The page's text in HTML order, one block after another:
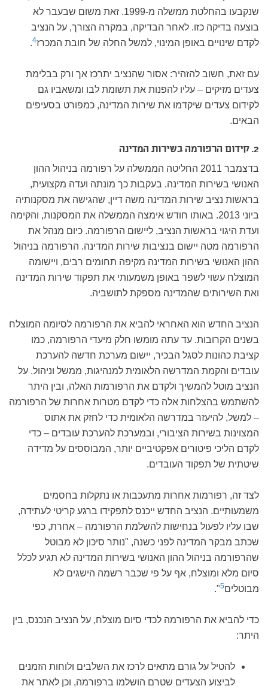
שנקבעו בהחלטת ממשלה מ-1999. זאת משום שבעבר לא
בוצעה בדיקה כזו. לאחר הבדיקה, במקרה הצורך, על הנציב
לקדם שינויים באופן המינוי, למשל החלה של חובת המכרז4
.
עם זאת, חשוב להזהיר: אסור שהנציב יתרכז אך ורק בבלימת
צעדים מזיקים – עליו להפנות את תשומת לבו ומשאביו גם
לקידום צעדים שיקדמו את שירות המדינה, כמפורט בסעיפים
הבאים.
2. קידום הרפורמה בשירות המדינה
בדצמבר 2011 החליטה הממשלה על רפורמה בניהול ההון
האנושי בשירות המדינה. בעקבות כך מונתה ועדה מקצועית,
בראשות נציב שירות המדינה משה דיין, שהגישה את מסקנותיה
ביוני 2013. באותו חודש אימצה הממשלה את המסקנות, והקימה
ועדת היגוי בראשות הנציב, ליישום הרפורמה. כיום מנהל את
הרפורמה מטה יישום בנציבות שירות המדינה. הרפורמה בניהול
ההון האנושי בשירות המדינה מקיפה תחומים רבים, ויישומה
המוצלח עשוי לשפר באופן משמעותי את תפקוד שירות המדינה
ואת השירותים שהמדינה מספקת לתושביה.
הנציב החדש הוא האחראי להביא את הרפורמה לסיומה המוצלח
בשנים הקרובות. עד עתה מומשו חלק מיעדי הרפורמה, כמו
קציבת כהונות לסגל הבכיר, יישום מערכת חדשה להערכת
עובדים והקמת המדרשה הלאומית למנהיגות, ממשל וניהול. על
הנציב מוטל להמשיך ולקדם את הרפורמות האלה, ובין היתר
להשתמש בהצלחות אלה כדי לקדם מטרות אחרות של הרפורמה
– למשל, להיעזר במדרשה הלאומית כדי לחזק את אתוס
המצוינות בשירות הציבורי, ובמערכת להערכת עובדים – כדי
לקדם הליכי פיטורים אפקטיביים יותר, המבוססים על מדידה
שיטתית של תפקוד העובדים.
לצד זה, רפורמות אחרות מתעכבות או נתקלות בחסמים
משמעותיים. הנציב החדש ייכנס לתפקידו ברגע קריטי לעתידה,
שבו עליו לפעול בנחישות להשלמת הרפורמה – אחרת, כפי
שכתב מבקר המדינה לפני כשנה, "נותר סיכון לא מבוטל
שהרפורמה בניהול ההון האנושי בשירות המדינה לא תגיע לכלל
סיום מלא ומוצלח, אף על פי שכבר רשמה הישגים לא
מבוטלים5
".
כדי להביא את הרפורמה לכדי סיום מוצלח, על הנציב הנכנס, בין
היתר:
להטיל על גורם מתאים לרכז את השלבים ולוחות הזמנים
לביצוע הצעדים שטרם הושלמו ברפורמה, וכן לאתר את